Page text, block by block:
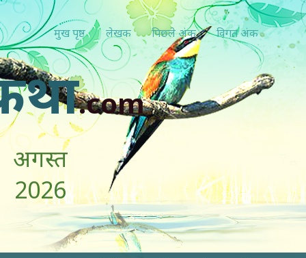
मुख पृष्ठ लेखक पिछ्ले अंक विगत अंक
.com
अगस्त
2026